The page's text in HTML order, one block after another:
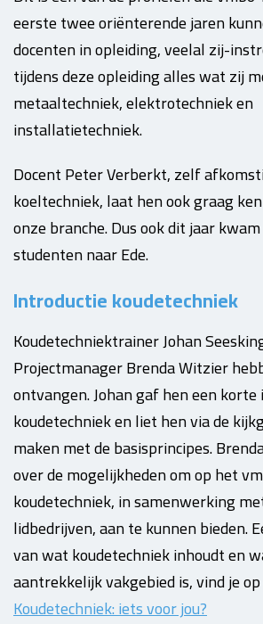
eerste twee oriënterende jaren
docenten in opleiding, veelal zij-
tijdens deze opleiding alles wat zij
metaaltechniek, elektrotechniek en
installatietechniek.
Docent Peter Verberkt, zelf
koeltechniek, laat hen ook graag
onze branche. Dus ook dit jaar
studenten naar Ede.
Introductie koudetechniek
Koudetechniektrainer Johan
Projectmanager Brenda Witzier
ontvangen. Johan gaf hen een
koudetechniek en liet hen via de
maken met de basisprincipes.
over de mogelijkheden om op het
koudetechniek, in samenwerking
lidbedrijven, aan te kunnen bieden.
van wat koudetechniek inhoudt en
aantrekkelijk vakgebied is, vind je
Koudetechniek: iets voor jou?